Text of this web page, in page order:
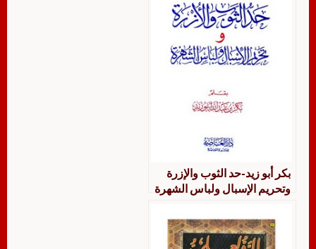
بكر أبو زيد-حد الثوب والإزرة
وتحريم الإسبال ولباس الشهرة